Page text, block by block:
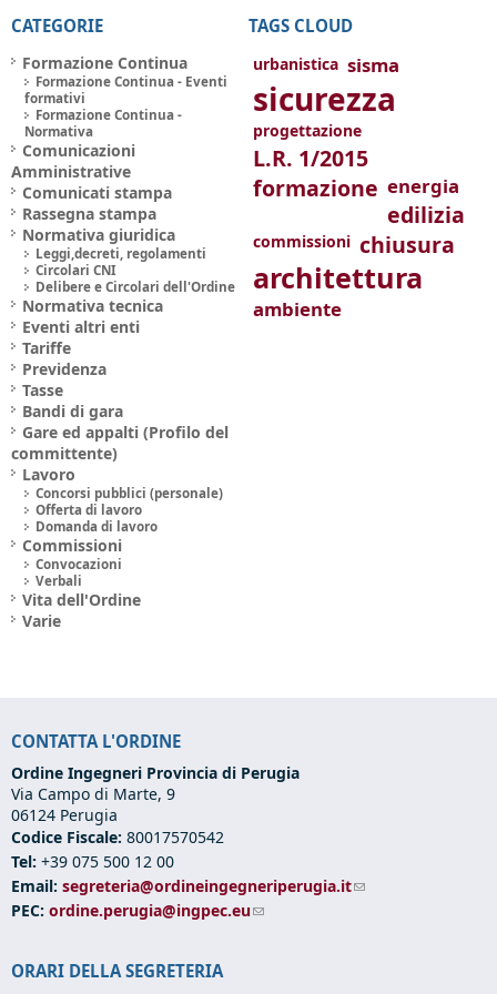
CATEGORIE
Formazione Continua
Formazione Continua - Eventi
formativi
Formazione Continua -
Normativa
Comunicazioni
Amministrative
Comunicati stampa
Rassegna stampa
Normativa giuridica
Leggi,decreti, regolamenti
Circolari CNI
Delibere e Circolari dell'Ordine
Normativa tecnica
Eventi altri enti
Tariffe
Previdenza
Tasse
Bandi di gara
Gare ed appalti (Profilo del
committente)
Lavoro
Concorsi pubblici (personale)
Offerta di lavoro
Domanda di lavoro
Commissioni
Convocazioni
Verbali
Vita dell'Ordine
Varie
TAGS CLOUD
urbanistica sisma
sicurezza
progettazione
L.R. 1/2015
formazione energia
edilizia
commissioni chiusura
architettura
ambiente
CONTATTA L'ORDINE
Ordine Ingegneri Provincia di Perugia
Via Campo di Marte, 9
06124 Perugia
Codice Fiscale: 80017570542
Tel: +39 075 500 12 00
Email: segreteria@ordineingegneriperugia.it(link sends e-mail)
PEC: ordine.perugia@ingpec.eu(link sends e-mail)
ORARI DELLA SEGRETERIA